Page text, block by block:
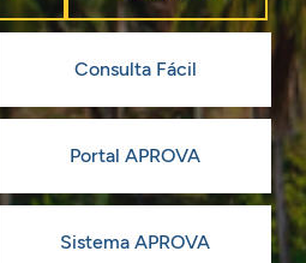
Consulta Fácil
Portal APROVA
Sistema APROVA